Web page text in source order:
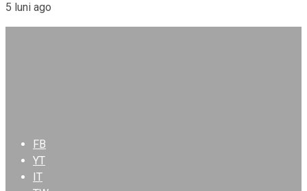
5 luni ago
FB
YT
IT